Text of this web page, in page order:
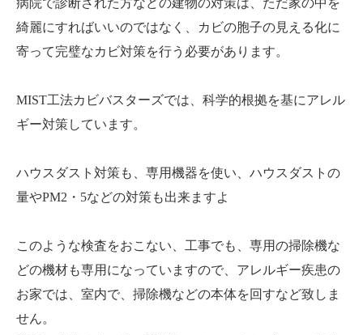
病院で診断された方などの建物の対策は、ただ家の中を
綺麗にすればいいのではなく、カビの胞子の見える化に
寄って完璧なカビ対策を行う必要があります。
MIST工法カビバスターズでは、科学的根拠を基にアレル
ギー対策しています。
ハウスダスト対策も、専用機器を使い、ハウスダストの
量やPM2・5などの対策も出来ますよ
このような検査をおこない、工事でも、専用の掃除機な
どの機材も専用になっていますので、アレルギー疾患の
お家では、室内で、掃除機などの本体を回すなど致しま
せん。